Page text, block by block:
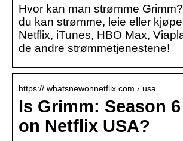
Hvor kan man strømme
du kan strømme, leie eller
Netflix, iTunes, HBO Max,
de andre strømmetjenestene!
https:// whatsnewonnetflix.com › usa
Is Grimm: Season 6
on Netflix USA?